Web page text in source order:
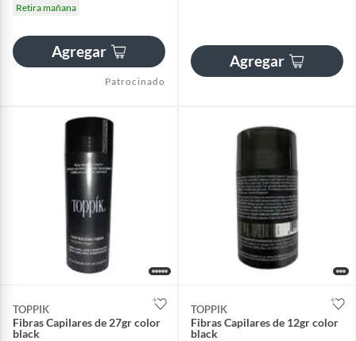
Retira mañana
Agregar
Patrocinado
Agregar
TOPPIK
Fibras Capilares de 27gr color
black
TOPPIK
Fibras Capilares de 12gr color
black